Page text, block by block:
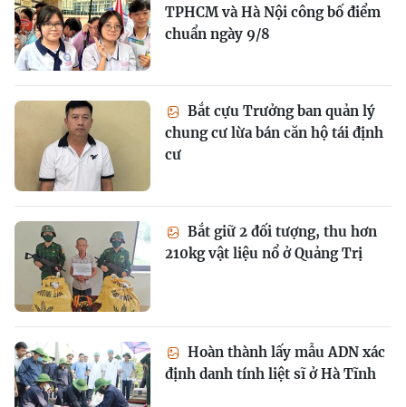
TPHCM và Hà Nội công bố điểm
chuẩn ngày 9/8
Bắt cựu Trưởng ban quản lý
chung cư lừa bán căn hộ tái định
cư
Bắt giữ 2 đối tượng, thu hơn
210kg vật liệu nổ ở Quảng Trị
Hoàn thành lấy mẫu ADN xác
định danh tính liệt sĩ ở Hà Tĩnh